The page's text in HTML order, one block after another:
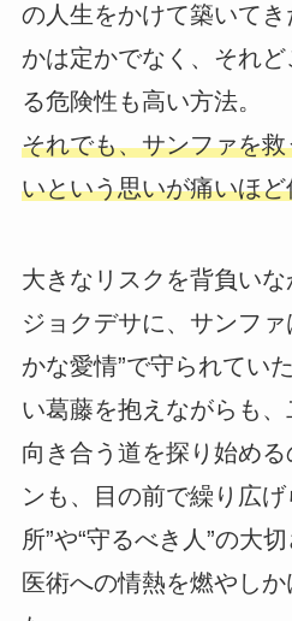
の人生をかけて築いてき
かは定かでなく、それ
る危険性も高い方法。
それでも、サンファを
いという思いが痛いほ
大きなリスクを背負い
ジョクデサに、サンフ
かな愛情”で守られてい
い葛藤を抱えながらも、
向き合う道を探り始め
ンも、目の前で繰り広げ
所”や“守るべき人”の大
医術への情熱を燃やし